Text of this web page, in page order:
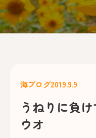
海ブログ2019.9.9
うねりに負
ウオ